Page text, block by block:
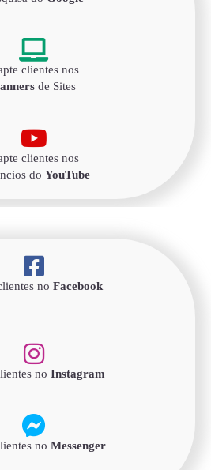
clientes nos
de Sites
clientes nos
do YouTube
no Facebook
no Instagram
no Messenger